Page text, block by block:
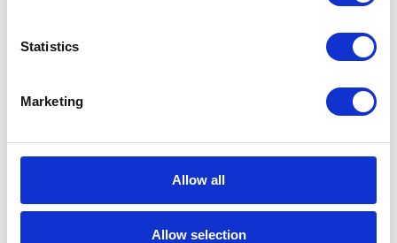
Statistics
Marketing
Allow all
Allow selection
lip 25, 2016